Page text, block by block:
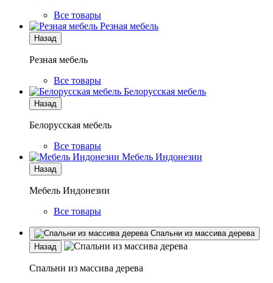
Все товары
Резная мебель
Назад
Резная мебель
Все товары
Белорусская мебель
Назад
Белорусская мебель
Все товары
Мебель Индонезии
Назад
Мебель Индонезии
Все товары
Спальни из массива дерева
Назад
Спальни из массива дерева